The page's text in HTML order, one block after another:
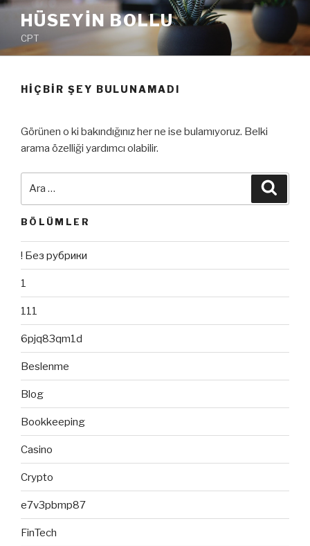
İçeriğe
HÜSEYIN BOLLU
CPT
HIÇBIR ŞEY BULUNAMADI
Görünen o ki bakındığınız her ne ise bulamıyoruz. Belki
arama özelliği yardımcı olabilir.
BÖLÜMLER
! Без рубрики
1
111
6pjq83qm1d
Beslenme
Blog
Bookkeeping
Casino
Crypto
e7v3pbmp87
FinTech